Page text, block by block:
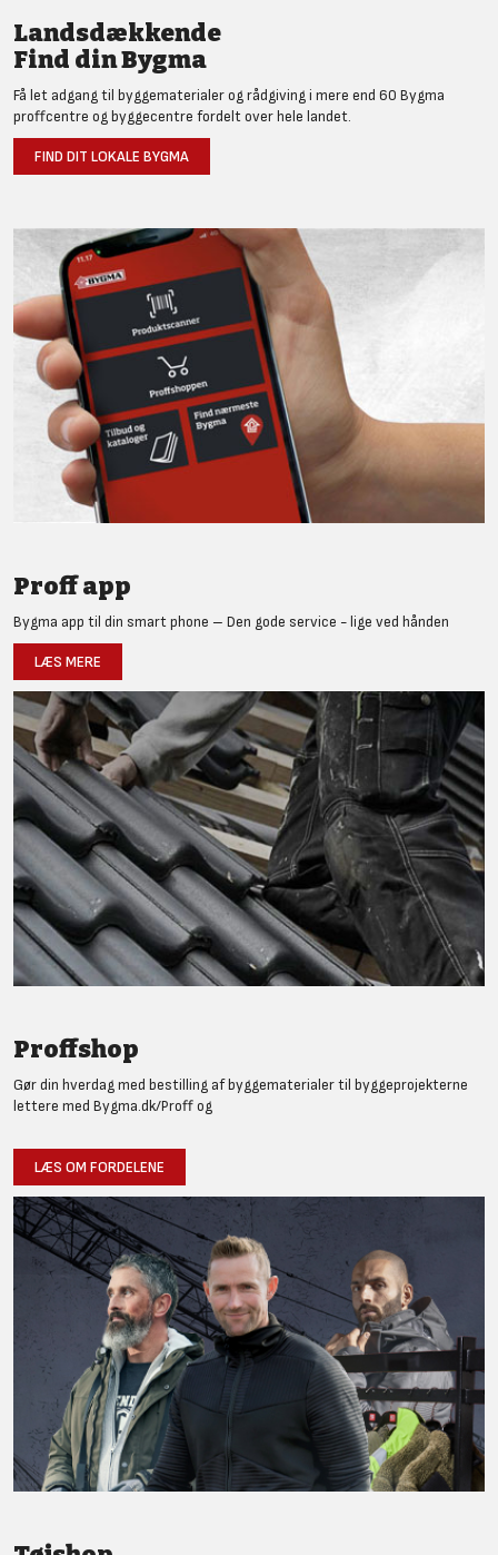
Landsdækkende
Find din Bygma
Få let adgang til byggematerialer og rådgiving i mere end 60 Bygma
proffcentre og byggecentre fordelt over hele landet.
FIND DIT LOKALE BYGMA
Proff app
Bygma app til din smart phone – Den gode service - lige ved hånden
LÆS MERE
Proffshop
Gør din hverdag med bestilling af byggematerialer til byggeprojekterne
lettere med Bygma.dk/Proff og
LÆS OM FORDELENE